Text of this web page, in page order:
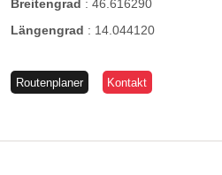
Breitengrad : 46.616290
Längengrad : 14.044120
Routenplaner Kontakt